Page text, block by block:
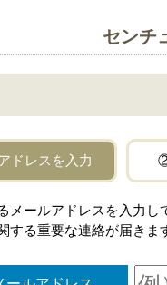
センチ
ドレスを入力
メールアドレスを入力し
する重要な連絡が届きま